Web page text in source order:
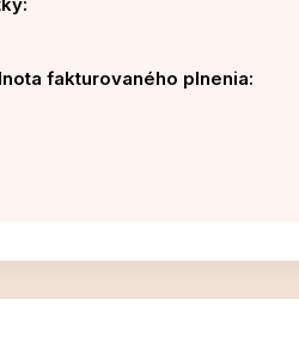
fakturovaného plnenia: